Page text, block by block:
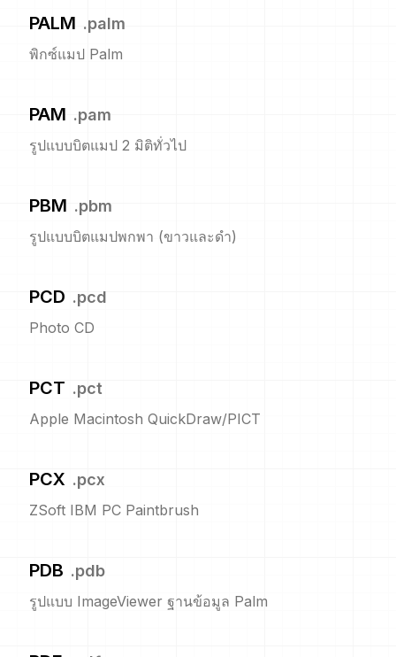
PALM .palm
พิกซ์แมป Palm
PAM .pam
รูปแบบบิตแมป 2 มิติทั่วไป
PBM .pbm
รูปแบบบิตแมปพกพา (ขาวและดำ)
PCD .pcd
Photo CD
PCT .pct
Apple Macintosh QuickDraw/PICT
PCX .pcx
ZSoft IBM PC Paintbrush
PDB .pdb
รูปแบบ ImageViewer ฐานข้อมูล Palm